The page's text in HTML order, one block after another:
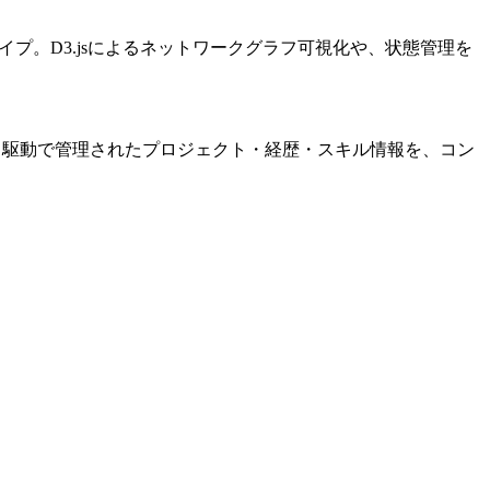
プ。D3.jsによるネットワークグラフ可視化や、状態管理を
動で管理されたプロジェクト・経歴・スキル情報を、コン